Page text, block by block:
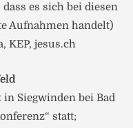
es sich bei diesen
Aufnahmen handelt)
KEP, jesus.ch
Siegwinden bei Bad
statt;